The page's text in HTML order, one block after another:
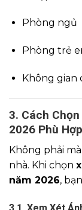
Phòng ngủ
Phòng trẻ
Không gian
3. Cách
2026 Phù
Không phải
nhà. Khi chọn
năm 2026,